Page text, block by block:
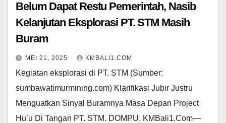
Belum Dapat Restu Pemerintah, Nasib
Kelanjutan Eksplorasi PT. STM Masih
Buram
MEI 21, 2025 KMBALI1.COM
Kegiatan eksplorasi di PT. STM (Sumber:
sumbawatimurmining.com) Klarifikasi Jubir Justru
Menguatkan Sinyal Buramnya Masa Depan Project
Hu’u Di Tangan PT. STM. DOMPU, KMBali1.Com—